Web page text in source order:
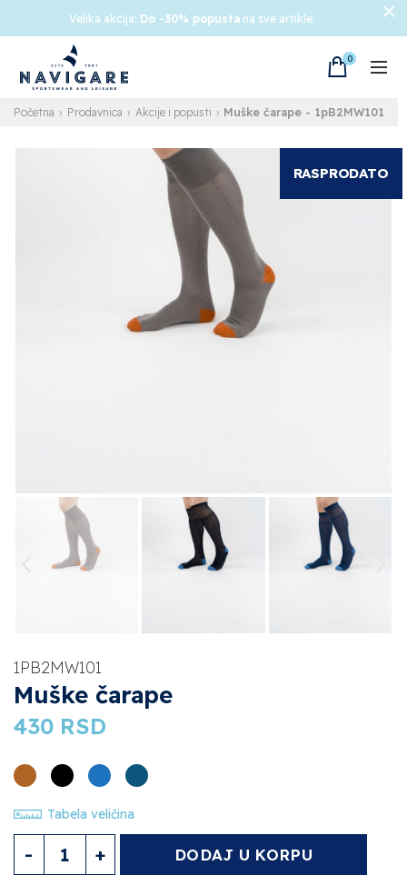
0
RASPRODATO
Početna Prodavnica Akcije i popusti Muške čarape - 1pB2MW101
1PB2MW101
Muške čarape
430 RSD
Tabela veličina
DODAJ U KORPU
Velika akcija: Do -30% popusta na sve artikle.